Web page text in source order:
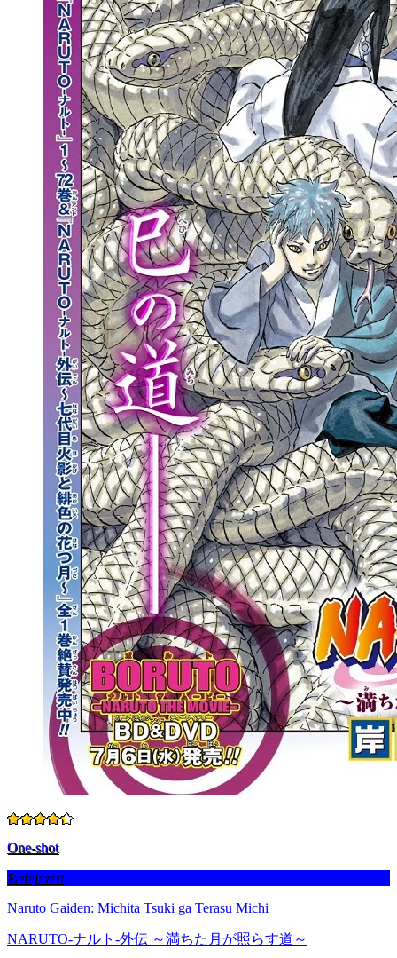
One-shot
Befejezett
Naruto Gaiden: Michita Tsuki ga Terasu Michi
NARUTO-ナルト-外伝 ～満ちた月が照らす道～